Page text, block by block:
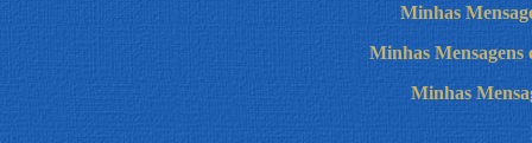
Minhas
Minhas
Minhas